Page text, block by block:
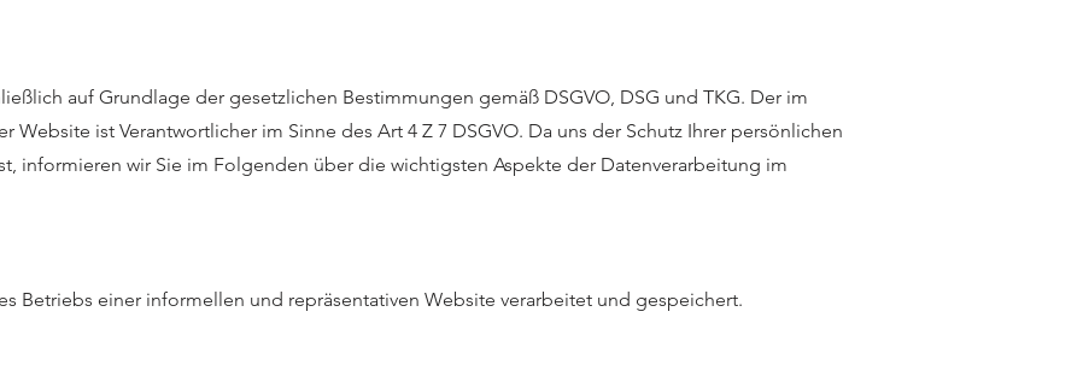
auf Grundlage der gesetzlichen Bestimmungen gemäß DSGVO, DSG und TKG. Der im
Website ist Verantwortlicher im Sinne des Art 4 Z 7 DSGVO. Da uns der Schutz Ihrer persönlichen
informieren wir Sie im Folgenden über die wichtigsten Aspekte der Datenverarbeitung im
Betriebs einer informellen und repräsentativen Website verarbeitet und gespeichert.